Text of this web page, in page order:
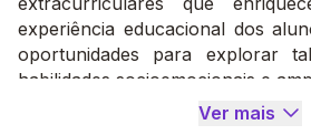
experiência educacional dos
oportunidades para explorar
habilidades socioemocionais e
A participação ativa e
Ver mais